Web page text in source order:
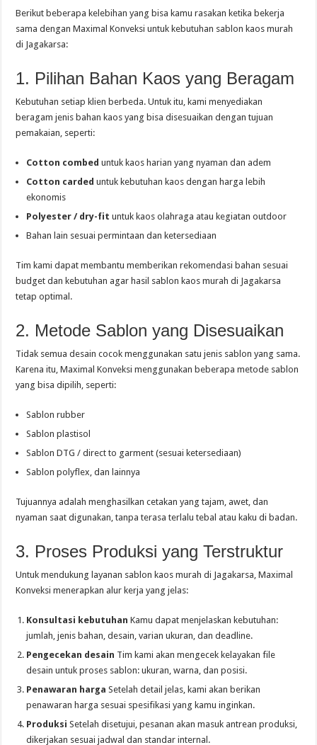
Berikut beberapa kelebihan yang bisa kamu rasakan ketika bekerja
sama dengan Maximal Konveksi untuk kebutuhan sablon kaos murah
di Jagakarsa:
1. Pilihan Bahan Kaos yang Beragam
Kebutuhan setiap klien berbeda. Untuk itu, kami menyediakan
beragam jenis bahan kaos yang bisa disesuaikan dengan tujuan
pemakaian, seperti:
Cotton combed untuk kaos harian yang nyaman dan adem
Cotton carded untuk kebutuhan kaos dengan harga lebih
ekonomis
Polyester / dry-fit untuk kaos olahraga atau kegiatan outdoor
Bahan lain sesuai permintaan dan ketersediaan
Tim kami dapat membantu memberikan rekomendasi bahan sesuai
budget dan kebutuhan agar hasil sablon kaos murah di Jagakarsa
tetap optimal.
2. Metode Sablon yang Disesuaikan
Tidak semua desain cocok menggunakan satu jenis sablon yang sama.
Karena itu, Maximal Konveksi menggunakan beberapa metode sablon
yang bisa dipilih, seperti:
Sablon rubber
Sablon plastisol
Sablon DTG / direct to garment (sesuai ketersediaan)
Sablon polyflex, dan lainnya
Tujuannya adalah menghasilkan cetakan yang tajam, awet, dan
nyaman saat digunakan, tanpa terasa terlalu tebal atau kaku di badan.
3. Proses Produksi yang Terstruktur
Untuk mendukung layanan sablon kaos murah di Jagakarsa, Maximal
Konveksi menerapkan alur kerja yang jelas:
Konsultasi kebutuhan Kamu dapat menjelaskan kebutuhan:
jumlah, jenis bahan, desain, varian ukuran, dan deadline.
Pengecekan desain Tim kami akan mengecek kelayakan file
desain untuk proses sablon: ukuran, warna, dan posisi.
Penawaran harga Setelah detail jelas, kami akan berikan
penawaran harga sesuai spesifikasi yang kamu inginkan.
Produksi Setelah disetujui, pesanan akan masuk antrean produksi,
dikerjakan sesuai jadwal dan standar internal.